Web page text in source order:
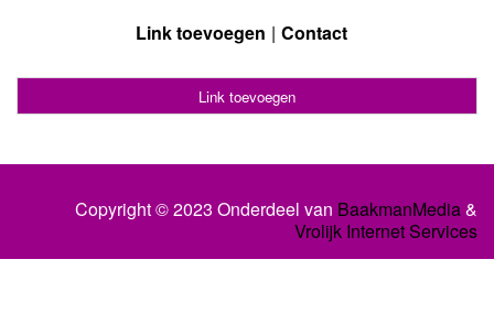
Link toevoegen Contact
Link toevoegen
Copyright © 2023 Onderdeel van BaakmanMedia&
Vrolijk Internet Services